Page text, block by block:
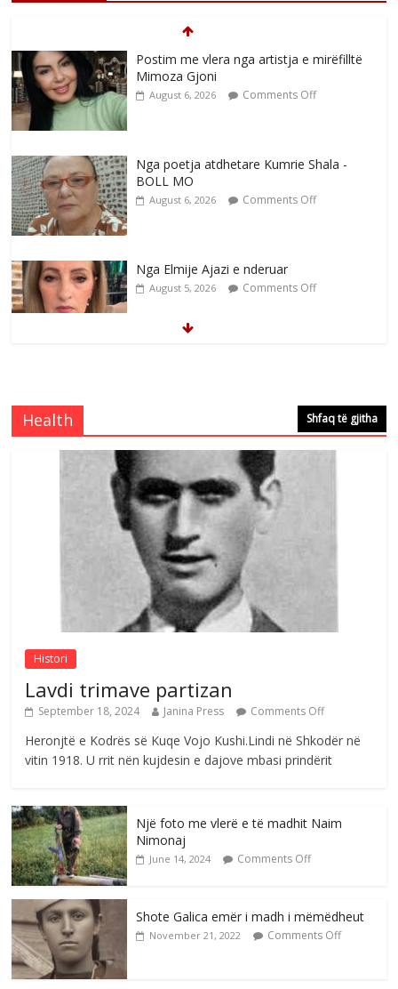
Postim me vlera nga artistja e mirëfilltë
Mimoza Gjoni
August 6, 2026 Comments Off
Nga poetja atdhetare Kumrie Shala -
BOLL MO
August 6, 2026 Comments Off
Nga Elmije Ajazi e nderuar
August 5, 2026 Comments Off
Comments Off
Çlirimtari Mentor Mushkolaj nderohet
me mirenjohje nga Xhevdet Qeriqi Dega
e invalidëve në Fushë Kosovë
August 4, 2026 Comments Off
Sulm , pse të dua ty
August 8, 2026 Comments Off
Health Shfaq të gjitha
Histori
Lavdi trimave partizan
September 18, 2024 Janina Press Comments Off
Heronjtë e Kodrës së Kuqe Vojo Kushi.Lindi në Shkodër në
vitin 1918. U rrit nën kujdesin e dajove mbasi prindërit
Një foto me vlerë e të madhit Naim
Nimonaj
June 14, 2024 Comments Off
Shote Galica emër i madh i mëmëdheut
November 21, 2022 Comments Off